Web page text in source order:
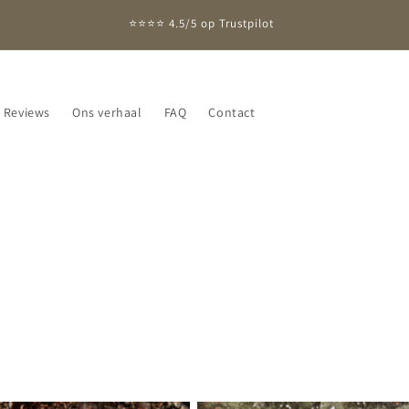
⭐⭐⭐⭐ 4.5/5 op Trustpilot
Reviews Ons verhaal FAQ Contact